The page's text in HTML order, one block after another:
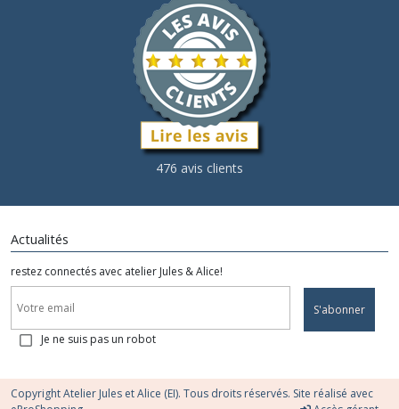
476 avis clients
Actualités
restez connectés avec atelier Jules & Alice!
S'abonner
Je ne suis pas un robot
Copyright Atelier Jules et Alice (EI). Tous droits réservés. Site réalisé avec